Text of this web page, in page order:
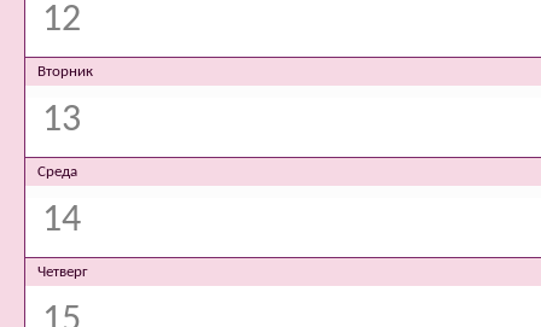
12
Вторник
13
Среда
14
Четверг